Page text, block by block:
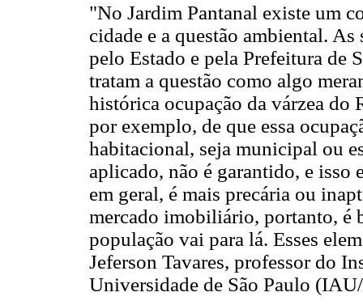
"No Jardim Pantanal existe um
cidade e a questão ambiental.
pelo Estado e pela Prefeitura de
tratam a questão como algo
histórica ocupação da várzea do
por exemplo, de que essa
habitacional, seja municipal ou
aplicado, não é garantido, e isso
em geral, é mais precária ou
mercado imobiliário, portanto, é
população vai para lá. Esses
Jeferson Tavares, professor do
Universidade de São Paulo